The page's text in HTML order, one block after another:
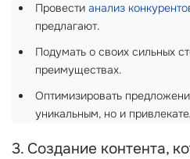
Провести анализ
предлагают.
Подумать о своих сильных
преимуществах.
Оптимизировать
уникальным, но и
3. Создание контента,